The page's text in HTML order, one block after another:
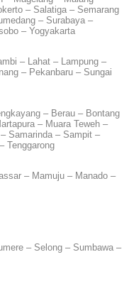
– Salatiga – Semarang
– Surabaya –
– Yogyakarta
– Lahat – Lampung –
– Pekanbaru – Sungai
– Berau – Bontang
– Muara Teweh –
Samarinda – Sampit –
Tenggarong
– Mamuju – Manado –
– Selong – Sumbawa –